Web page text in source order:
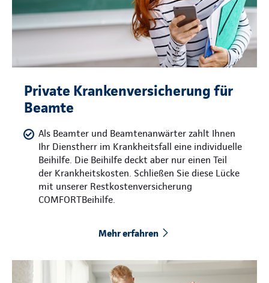
Private Krankenversicherung für
Beamte
Als Beamter und Beamtenanwärter zahlt Ihnen
Ihr Dienstherr im Krankheitsfall eine individuelle
Beihilfe. Die Beihilfe deckt aber nur einen Teil
der Krankheitskosten. Schließen Sie diese Lücke
mit unserer Restkostenversicherung
COMFORTBeihilfe.
Mehr erfahren